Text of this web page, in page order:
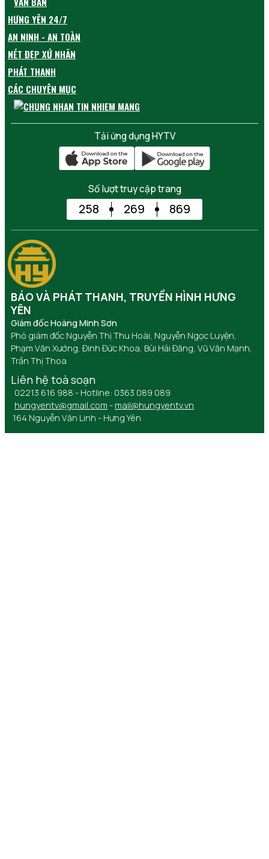
HƯNG YÊN 24/7
AN NINH - AN TOÀN
NÉT ĐẸP XỨ NHÃN
PHÁT THANH
CÁC CHUYÊN MỤC
Tải ứng dụng HYTV
Số lượt truy cập trang
258 269 869
BÁO VÀ PHÁT THANH, TRUYỀN HÌNH HƯNG
YÊN
Giám đốc Hoàng Minh Sơn
Phó giám đốc Nguyễn Thị Thu Hoài, Nguyễn Ngọc Luyện,
Phạm Văn Xướng, Đinh Đức Khoa, Bùi Hải Đăng, Vũ Văn Mạnh,
Trần Thị Thoa
Liên hệ toà soạn
02213 616 988 - Hotline: 0363 089 089
hungyentv@gmail.com - mail@hungyentv.vn
164 Nguyễn Văn Linh - Hưng Yên